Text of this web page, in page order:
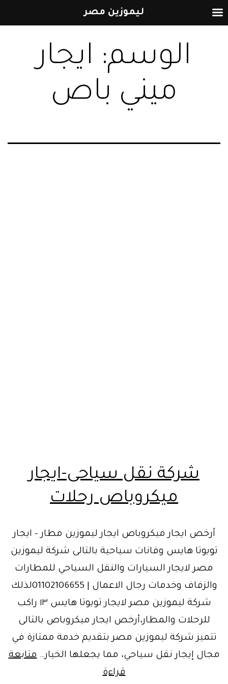
إلى
المحتوىالوسم: ايجار
ميني باص
شركة نقل سياحى-ايجار
ميكروباص رحلات
أرخص ايجار ميكروباص ايجار ليموزين مطار – ايجار
تويوتا هايس وفانات سياحية بالتالى شركة ليموزين
مصر لايجار السيارات والنقل السياحي للمطارات
والزفاف وخدمات رجال الاعمال | 01102106655لذلك
شركة ليموزين مصر لايجار تويوتا هايس ١٣ راكب
للرحلات والمطار،أرخص ايجار ميكروباص بالتالى
تتميز شركة ليموزين مصر بتقديم خدمة ممتازة في
مجال إيجار نقل سياحي، مما يجعلها الخيار…متابعة
قراءةشركة
ليموزين مصر